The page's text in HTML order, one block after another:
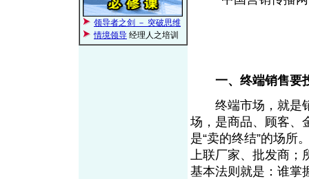
领导者之剑 － 突破思维
情境领导 经理人之培训
一、终端销售要
终端市场，就是销
场，是商品、顾客、
是“卖的终结”的场
上联厂家、批发商
基本法则就是：谁掌